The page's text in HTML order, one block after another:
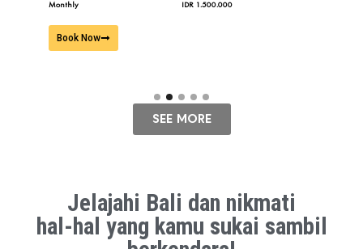
Monthly
IDR 1.500.000
Book Now
SEE MORE
Jelajahi Bali dan nikmati
hal-hal yang kamu sukai sambil